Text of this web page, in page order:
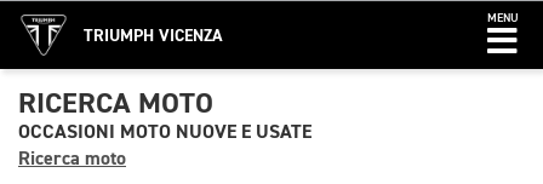
TRIUMPH VICENZA
MENU
RICERCA MOTO
OCCASIONI MOTO NUOVE E USATE
Ricerca moto